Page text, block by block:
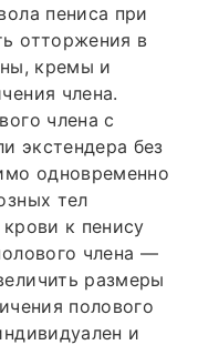
пениса при
отторжения в
кремы и
члена.
члена с
экстендера без
одновременно
тел
к пенису
члена —
размеры
полового
и